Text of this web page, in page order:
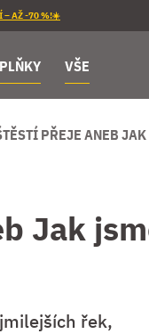
– AŽ -70 %!☀️
VŠE
PŘEJE ANEB
Jak
řek,